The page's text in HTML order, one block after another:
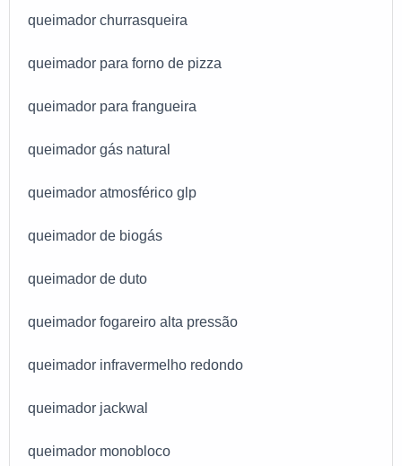
queimador churrasqueira
queimador para forno de pizza
queimador para frangueira
queimador gás natural
queimador atmosférico glp
queimador de biogás
queimador de duto
queimador fogareiro alta pressão
queimador infravermelho redondo
queimador jackwal
queimador monobloco